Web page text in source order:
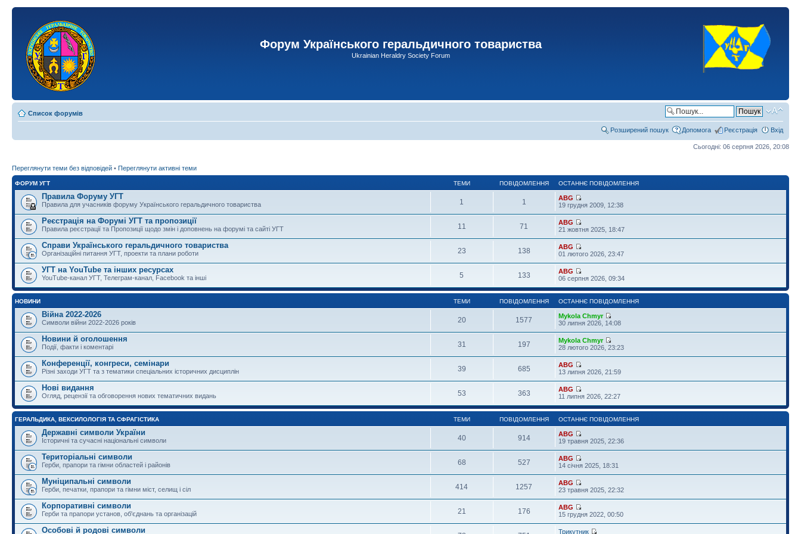
Форум Українського геральдичного товариства
Ukrainian Heraldry Society Forum
Список форумів
Розширений пошук Допомога Реєстрація Вхід
Сьогодні: 06 серпня 2026, 20:08
Переглянути теми без відповідей • Переглянути активні теми
ФОРУМ УГТ ТЕМИ ПОВІДОМЛЕННЯ ОСТАННЄ ПОВІДОМЛЕННЯ
Правила Форуму УГТ
Правила для учасників форуму Українського геральдичного товариства 1 1
ABG
19 грудня 2009, 12:38
Реєстрація на Форумі УГТ та пропозиції
Правила реєстрації та Пропозиції щодо змін і доповнень на форумі та сайті УГТ 11 71
ABG
21 жовтня 2025, 18:47
Справи Українського геральдичного товариства
Організаційні питання УГТ, проекти та плани роботи 23 138
ABG
01 лютого 2026, 23:47
УГТ на YouTube та інших ресурсах
YouTube-канал УГТ, Телеграм-канал, Facebook та інші 5 133
ABG
06 серпня 2026, 09:34
НОВИНИ ТЕМИ ПОВІДОМЛЕННЯ ОСТАННЄ ПОВІДОМЛЕННЯ
Війна 2022-2026
Символи війни 2022-2026 років 20 1577
Mykola Chmyr
30 липня 2026, 14:08
Новини й оголошення
Події, факти і коментарі 31 197
Mykola Chmyr
28 лютого 2026, 23:23
Конференції, конгреси, семінари
Різні заходи УГТ та з тематики спеціальних історичних дисциплін 39 685
ABG
13 липня 2026, 21:59
Нові видання
Огляд, рецензії та обговорення нових тематичних видань 53 363
ABG
11 липня 2026, 22:27
ГЕРАЛЬДИКА, ВЕКСИЛОЛОГІЯ ТА СФРАГІСТИКА ТЕМИ ПОВІДОМЛЕННЯ ОСТАННЄ ПОВІДОМЛЕННЯ
Державні символи України
Історичні та сучасні національні символи 40 914
ABG
19 травня 2025, 22:36
Територіальні символи
Герби, прапори та гімни областей і районів 68 527
ABG
14 січня 2025, 18:31
Муніципальні символи
Герби, печатки, прапори та гімни міст, селищ і сіл 414 1257
ABG
23 травня 2025, 22:32
Корпоративні символи
Герби та прапори установ, об'єднань та організацій 21 176
ABG
15 грудня 2022, 00:50
Особові й родові символи Трикутник